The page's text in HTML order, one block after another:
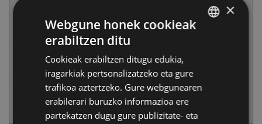
×
Webgune honek cookieak
erabiltzen ditu
Cookieak erabiltzen ditugu edukia,
iragarkiak pertsonalizatzeko eta gure
trafikoa aztertzeko. Gure webgunearen
erabilerari buruzko informazioa ere
partekatzen dugu gure publizitate- eta